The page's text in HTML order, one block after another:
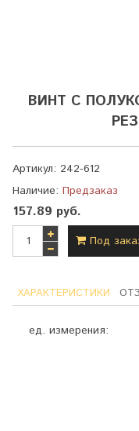
ВИНТ С
Артикул: 242-612
Наличие: Предзаказ
157.89 руб.
Под
ХАРАКТЕРИСТИКИ
ед. измерения: